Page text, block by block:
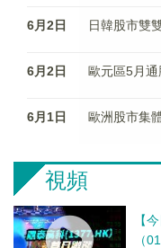
6月2日 日韓股市雙
6月2日 歐元區5月
6月1日 歐洲股市集
視頻
【
（